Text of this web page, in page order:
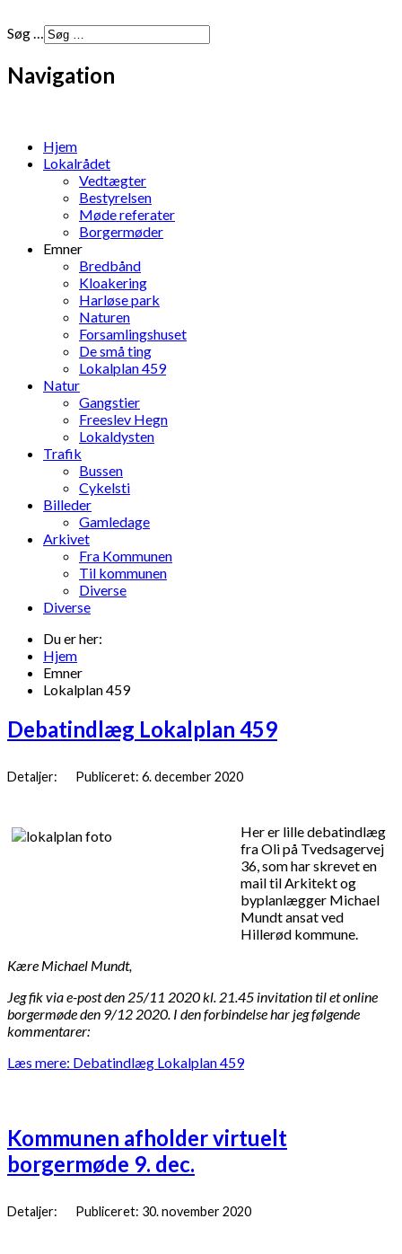
Søg …
Navigation
Hjem
Lokalrådet
Vedtægter
Bestyrelsen
Møde referater
Borgermøder
Emner
Bredbånd
Kloakering
Harløse park
Naturen
Forsamlingshuset
De små ting
Lokalplan 459
Natur
Gangstier
Freeslev Hegn
Lokaldysten
Trafik
Bussen
Cykelsti
Billeder
Gamledage
Arkivet
Fra Kommunen
Til kommunen
Diverse
Diverse
Du er her:
Hjem
Emner
Lokalplan 459
Debatindlæg Lokalplan 459
Detaljer: Publiceret: 6. december 2020
Her er lille debatindlæg
fra Oli på Tvedsagervej
36, som har skrevet en
mail til Arkitekt og
byplanlægger Michael
Mundt ansat ved
Hillerød kommune.
Kære Michael Mundt,
Jeg fik via e-post den 25/11 2020 kl. 21.45 invitation til et online
borgermøde den 9/12 2020. I den forbindelse har jeg følgende
kommentarer:
Læs mere: Debatindlæg Lokalplan 459
Kommunen afholder virtuelt
borgermøde 9. dec.
Detaljer: Publiceret: 30. november 2020